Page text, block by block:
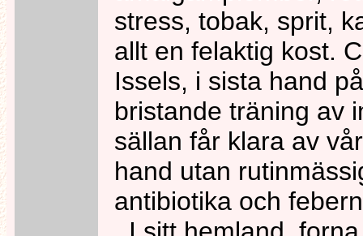
stress, tobak, sprit,
allt en felaktig kost.
Issels, i sista hand
bristande träning av
sällan får klara av
hand utan
antibiotika och